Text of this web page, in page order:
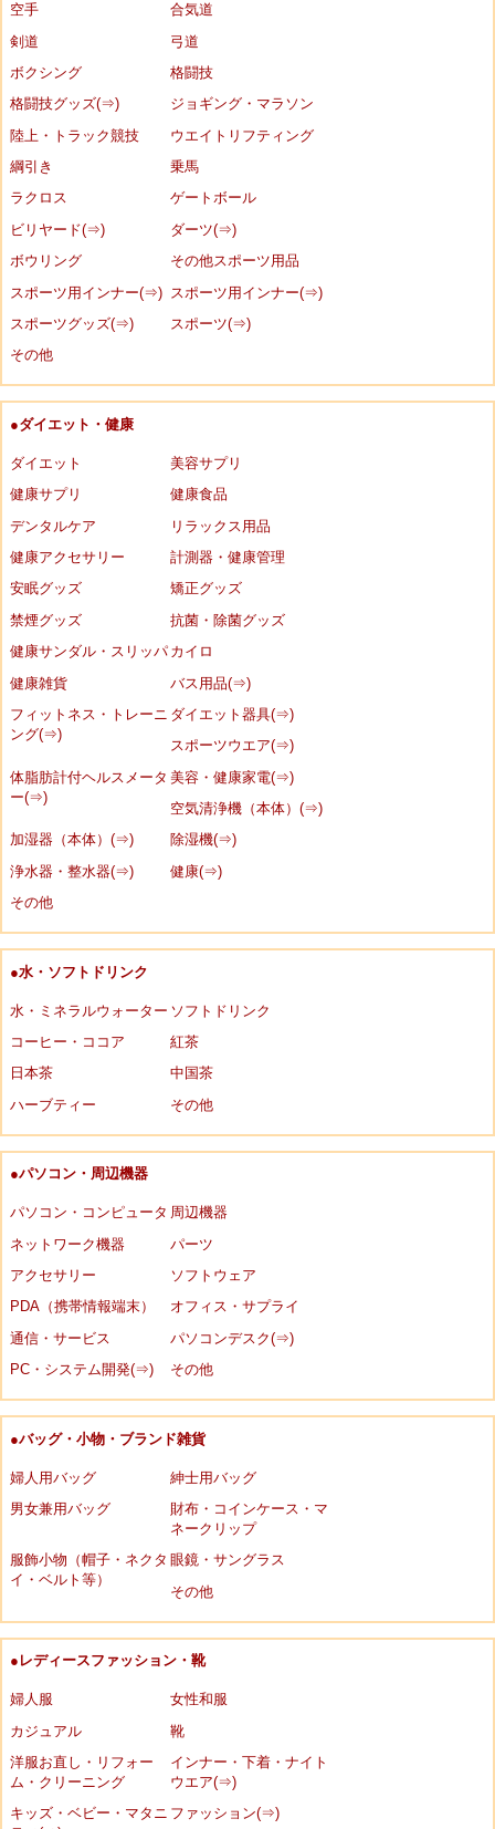
空手
合気道
剣道
弓道
ボクシング
格闘技
格闘技グッズ(⇒)
ジョギング・マラソン
陸上・トラック競技
ウエイトリフティング
綱引き
乗馬
ラクロス
ゲートボール
ビリヤード(⇒)
ダーツ(⇒)
ボウリング
その他スポーツ用品
スポーツ用インナー(⇒)
スポーツ用インナー(⇒)
スポーツグッズ(⇒)
スポーツ(⇒)
その他
●ダイエット・健康
ダイエット
美容サプリ
健康サプリ
健康食品
デンタルケア
リラックス用品
健康アクセサリー
計測器・健康管理
安眠グッズ
矯正グッズ
禁煙グッズ
抗菌・除菌グッズ
健康サンダル・スリッパ カイロ
健康雑貨
バス用品(⇒)
フィットネス・トレーニ
ング(⇒)
ダイエット器具(⇒)
スポーツウエア(⇒)
体脂肪計付ヘルスメータ
ー(⇒)
美容・健康家電(⇒)
空気清浄機（本体）(⇒)
加湿器（本体）(⇒)
除湿機(⇒)
浄水器・整水器(⇒)
健康(⇒)
その他
●水・ソフトドリンク
水・ミネラルウォーター ソフトドリンク
コーヒー・ココア
紅茶
日本茶
中国茶
ハーブティー
その他
●パソコン・周辺機器
パソコン・コンピュータ 周辺機器
ネットワーク機器
パーツ
アクセサリー
ソフトウェア
PDA（携帯情報端末）
オフィス・サプライ
通信・サービス
パソコンデスク(⇒)
PC・システム開発(⇒)
その他
●バッグ・小物・ブランド雑貨
婦人用バッグ
紳士用バッグ
男女兼用バッグ
財布・コインケース・マ
ネークリップ
服飾小物（帽子・ネクタ
イ・ベルト等）
眼鏡・サングラス
その他
●レディースファッション・靴
婦人服
女性和服
カジュアル
靴
洋服お直し・リフォー
ム・クリーニング
インナー・下着・ナイト
ウエア(⇒)
キッズ・ベビー・マタニ ファッション(⇒)